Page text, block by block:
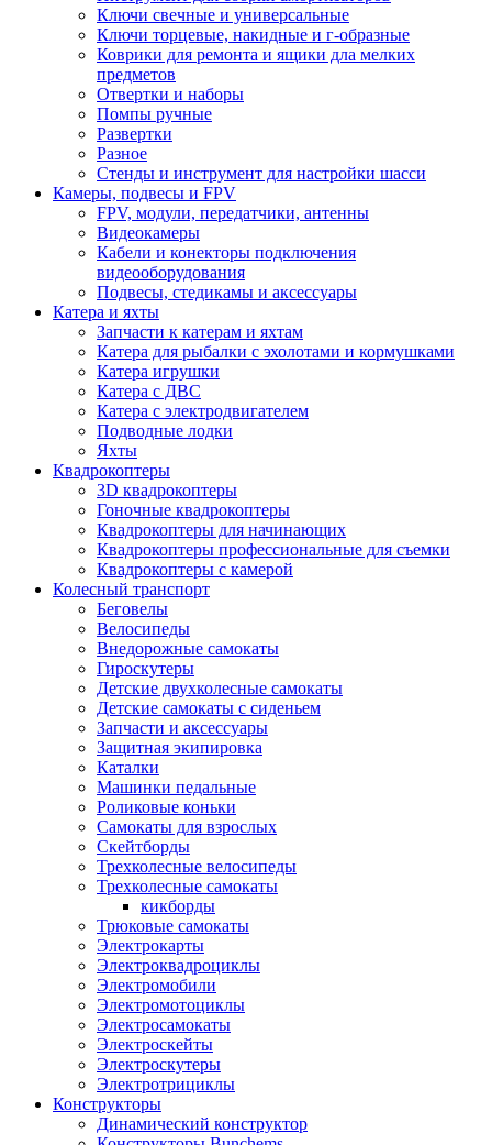
Ключи свечные и универсальные
Ключи торцевые, накидные и г-образные
Коврики для ремонта и ящики дла мелких
предметов
Отвертки и наборы
Помпы ручные
Развертки
Разное
Стенды и инструмент для настройки шасси
Камеры, подвесы и FPV
FPV, модули, передатчики, антенны
Видеокамеры
Кабели и конекторы подключения
видеооборудования
Подвесы, стедикамы и аксессуары
Катера и яхты
Запчасти к катерам и яхтам
Катера для рыбалки с эхолотами и кормушками
Катера игрушки
Катера с ДВС
Катера с электродвигателем
Подводные лодки
Яхты
Квадрокоптеры
3D квадрокоптеры
Гоночные квадрокоптеры
Квадрокоптеры для начинающих
Квадрокоптеры профессиональные для съемки
Квадрокоптеры с камерой
Колесный транспорт
Беговелы
Велосипеды
Внедорожные самокаты
Гироскутеры
Детские двухколесные самокаты
Детские самокаты с сиденьем
Запчасти и аксессуары
Защитная экипировка
Каталки
Машинки педальные
Роликовые коньки
Самокаты для взрослых
Скейтборды
Трехколесные велосипеды
Трехколесные самокаты
кикборды
Трюковые самокаты
Электрокарты
Электроквадроциклы
Электромобили
Электромотоциклы
Электросамокаты
Электроскейты
Электроскутеры
Электротрициклы
Конструкторы
Динамический конструктор